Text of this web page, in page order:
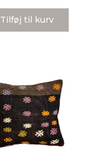
Tilføj til kurv